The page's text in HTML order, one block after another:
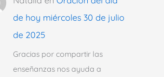
de hoy miércoles 30 de julio
de 2025
Gracias por compartir las
enseñanzas nos ayuda a